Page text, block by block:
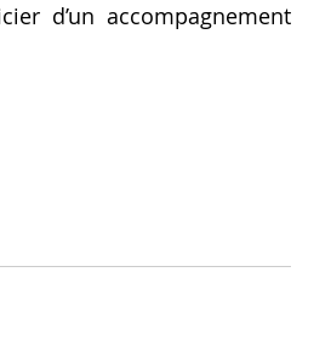
d’un accompagnement